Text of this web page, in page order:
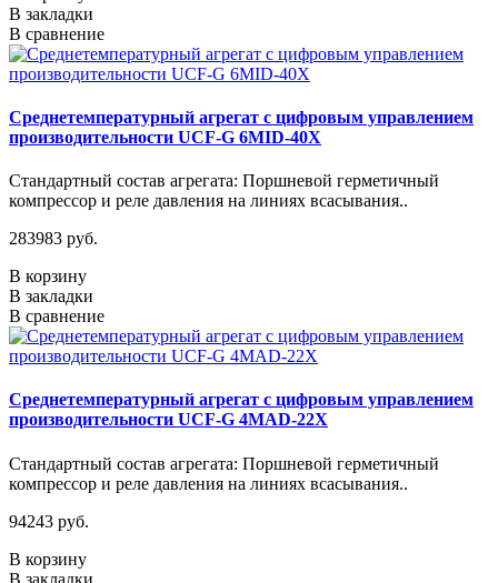
В закладки
В сравнение
Среднетемпературный агрегат с цифровым управлением
производительности UCF-G 6MID-40X
Стандартный состав агрегата: Поршневой герметичный
компрессор и реле давления на линиях всасывания..
283983 руб.
В корзину
В закладки
В сравнение
Среднетемпературный агрегат с цифровым управлением
производительности UCF-G 4МАD-22Х
Стандартный состав агрегата: Поршневой герметичный
компрессор и реле давления на линиях всасывания..
94243 руб.
В корзину
В закладки